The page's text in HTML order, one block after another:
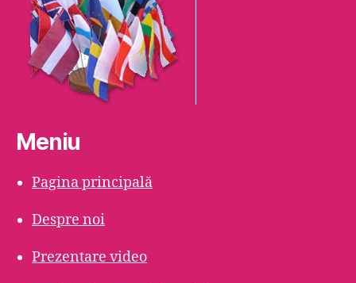
Meniu
Pagina principală
Despre noi
Prezentare video